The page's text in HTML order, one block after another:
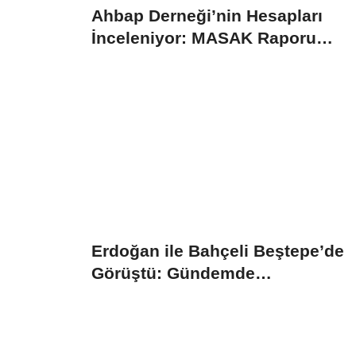
Ahbap Derneği’nin Hesapları
İnceleniyor: MASAK Raporu
Erdoğan ile Bahçeli Beştepe’de
Görüştü: Gündemde